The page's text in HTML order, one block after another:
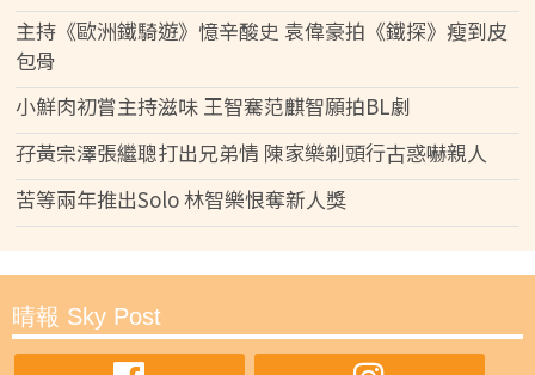
主持《歐洲鐵騎遊》憶辛酸史 袁偉豪拍《鐵探》瘦到皮
包骨
小鮮肉初嘗主持滋味 王智騫范麒智願拍BL劇
孖黃宗澤張繼聰打出兄弟情 陳家樂剃頭行古惑嚇親人
苦等兩年推出Solo 林智樂恨奪新人獎
晴報 Sky Post